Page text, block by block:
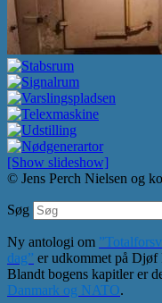
[Show slideshow]
© Jens Perch Nielsen og
Søg
Ny antologi om
dag” er udkommet på Djøf
Blandt bogens kapitler er
Danmark og NATO.